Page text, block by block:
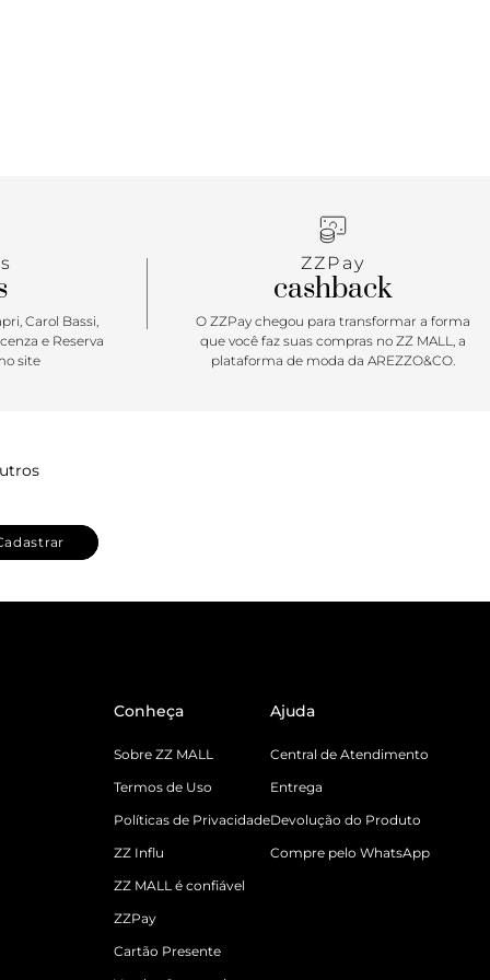
Carol Bassi,
e Reserva
site
ZZPay
cashback
O ZZPay chegou para transformar a forma
que você faz suas compras no ZZ MALL, a
plataforma de moda da AREZZO&CO.
Conheça
Sobre ZZ MALL
Termos de Uso
Políticas de Privacidade
ZZ Influ
ZZ MALL é confiável
ZZPay
Cartão Presente
Ajuda
Central de Atendimento
Entrega
Devolução do Produto
Compre pelo WhatsApp